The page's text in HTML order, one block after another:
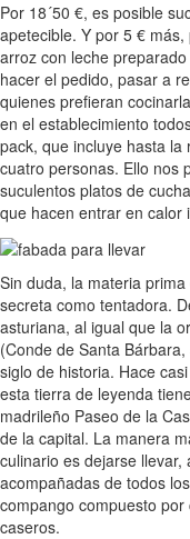
Por 18´50 €, es posible
apetecible. Y por 5 €
arroz con leche
hacer el pedido, pasar a
quienes prefieran
en el establecimiento
pack, que incluye hasta la
cuatro personas. Ello nos
suculentos platos de
que hacen entrar en calor
Sin duda, la materia
secreta como tentadora.
asturiana, al igual que la
(Conde de Santa
siglo de historia. Hace
esta tierra de leyenda
madrileño Paseo de la
de la capital. La manera
culinario es dejarse
acompañadas de todos
compango compuesto
caseros.